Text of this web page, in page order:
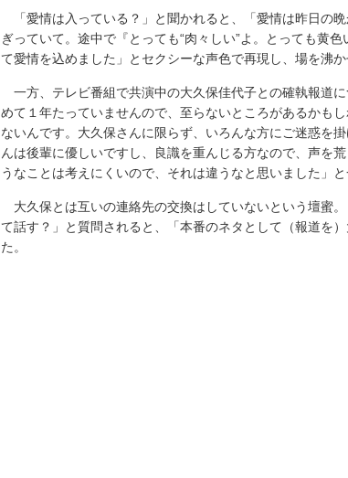
「愛情は入っている？」と聞かれると、「愛情は昨日の
ぎっていて。途中で『とっても“肉々しい”よ。とっても黄
て愛情を込めました」とセクシーな声色で再現し、場を沸か
一方、テレビ番組で共演中の大久保佳代子との確執報道
めて１年たっていませんので、至らないところがあるかも
ないんです。大久保さんに限らず、いろんな方にご迷惑を
んは後輩に優しいですし、良識を重んじる方なので、声を
うなことは考えにくいので、それは違うなと思いました」と
大久保とは互いの連絡先の交換はしていないという壇蜜
て話す？」と質問されると、「本番のネタとして（報道を
た。